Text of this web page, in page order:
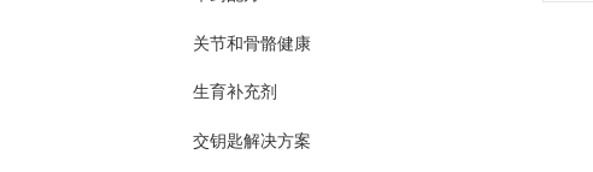
关节和骨骼健康
生育补充剂
交钥匙解决方案